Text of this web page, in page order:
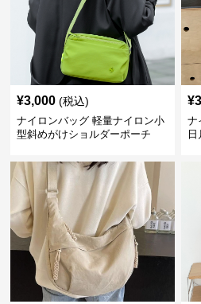
¥3,000 (税込)
ナイロンバッグ 軽量ナイロン小
型斜めがけショルダーポーチ
¥
ナ